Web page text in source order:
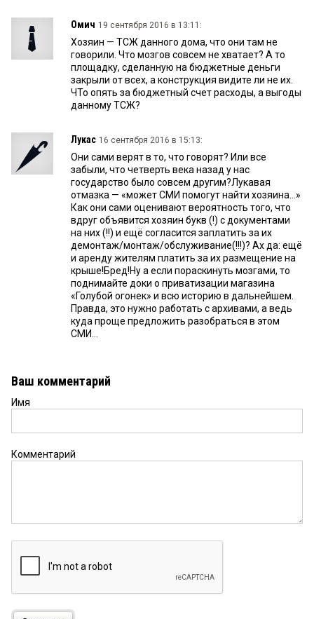
Омич 19 сентября 2016 в 13:11:
Хозяин — ТСЖ данного дома, что они там не
говорили. Что мозгов совсем не хватает? А то
площадку, сделанную на бюджетные деньги
закрыли от всех, а конструкция видите ли не их.
ЧТо опять за бюджетный счет расходы, а выгоды
данному ТСЖ?
Лукас 16 сентября 2016 в 15:13:
Они сами верят в то, что говорят? Или все
забыли, что четверть века назад у нас
государство было совсем другим?Лукавая
отмазка — «может СМИ помогут найти хозяина...»
Как они сами оценивают вероятность того, что
вдруг объявится хозяин букв (!) с документами
на них (!!) и ещё согласится заплатить за их
демонтаж/монтаж/обслуживание(!!!)? Ах да: ещё
и аренду жителям платить за их размещение на
крыше!Бред!Ну а если пораскинуть мозгами, то
поднимайте доки о приватизации магазина
«Голубой огонек» и всю историю в дальнейшем.
Правда, это нужно работать с архивами, а ведь
куда проще предложить разобраться в этом
СМИ...
Ваш комментарий
Имя
Комментарий